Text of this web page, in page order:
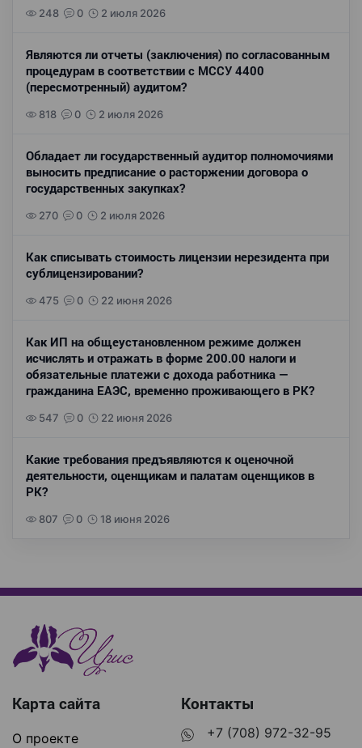
248 0 2 июля 2026
Являются ли отчеты (заключения) по согласованным
процедурам в соответствии с МССУ 4400
(пересмотренный) аудитом?
818 0 2 июля 2026
Обладает ли государственный аудитор полномочиями
выносить предписание о расторжении договора о
государственных закупках?
270 0 2 июля 2026
Как списывать стоимость лицензии нерезидента при
сублицензировании?
475 0 22 июня 2026
Как ИП на общеустановленном режиме должен
исчислять и отражать в форме 200.00 налоги и
обязательные платежи с дохода работника —
гражданина ЕАЭС, временно проживающего в РК?
547 0 22 июня 2026
Какие требования предъявляются к оценочной
деятельности, оценщикам и палатам оценщиков в
РК?
807 0 18 июня 2026
Карта сайта
О проекте
Контакты
+7 (708) 972-32-95